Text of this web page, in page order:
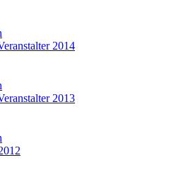
2014
2013